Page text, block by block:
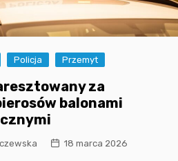
Policja Przemyt
za
balonami
18 marca 2026